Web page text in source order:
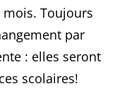
Toujours
par
: elles seront
scolaires!